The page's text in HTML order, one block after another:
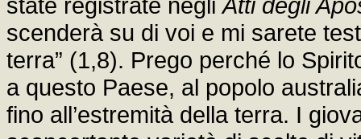
scenderà su di voi e mi sarete
terra” (1,8). Prego perché lo
a questo Paese, al popolo
fino all’estremità della terra. I